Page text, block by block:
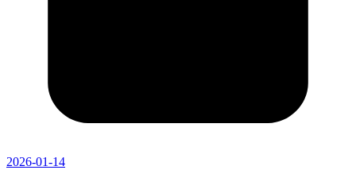
2026-01-14